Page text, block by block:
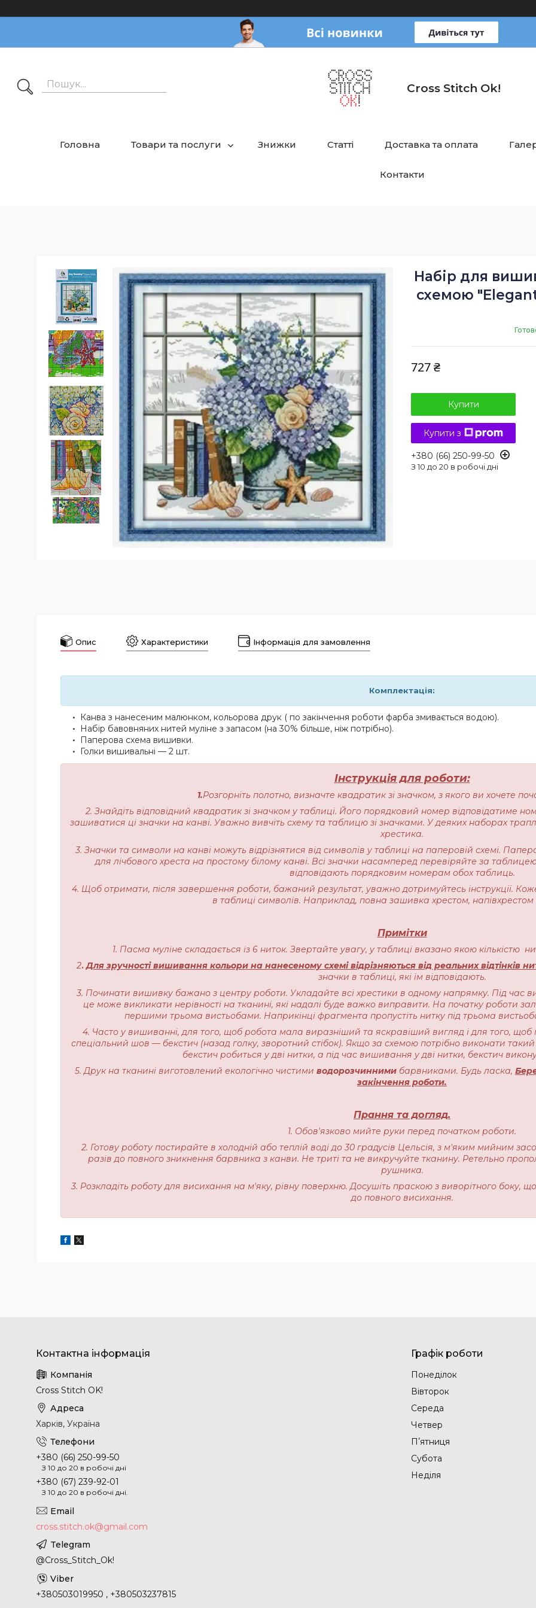
Cross Stitch Ok!
Головна Товари та послуги Знижки Статті Доставка та оплата
Контакти
Набір для
схемою
727 ₴
Купити
Купити з
+380 (66) 250-99-50
З 10 до 20 в робочі дні
Опис Характеристики Інформація для замовлення
Комплектація:
Канва з нанесеним малюнком, кольорова друк ( по закінчення роботи фарба змивається водою).
Набір бавовняних нитей муліне з запасом (на 30% більше, ніж потрібно).
Паперова схема вишивки.
Голки вишивальні — 2 шт.
Інструкція для роботи:
1.Розгорніть полотно, визначте квадратик зі значком, з якого ви хочете
2. Знайдіть відповідний квадратик зі значком у таблиці. Його порядковий номер відповідатиме
зашиватися ці значки на канві. Уважно вивчіть схему та таблицю зі значками. У деяких наборах
хрестика.
3. Значки та символи на канві можуть відрізнятися від символів у таблиці на паперовій схемі.
для лічбового хреста на простому білому канві. Всі значки насамперед перевіряйте за
відповідають порядковим номерам обох таблиць.
4. Щоб отримати, після завершення роботи, бажаний результат, уважно дотримуйтесь інструкції.
в таблиці символів. Наприклад, повна зашивка хрестом, напівхрестом
Примітки
1. Пасма муліне складається із 6 ниток. Звертайте увагу, у таблиці вказано якою кількістю
2.Для зручності вишивання кольори на нанесеному схемі відрізняються від реальних відтінків
значки в таблиці, які їм відповідають.
3. Починати вишивку бажано з центру роботи. Укладайте всі хрестики в одному напрямку. Під час
це може викликати нерівності на тканині, які надалі буде важко виправити. На початку роботи
першими трьома вистьобами. Наприкінці фрагмента пропустіть нитку під трьома
4. Часто у вишиванні, для того, щоб робота мала виразніший та яскравіший вигляд і для того, щоб
спеціальний шов — бекстич (назад голку, зворотний стібок). Якщо за схемою потрібно виконати
бекстич робиться у дві нитки, а під час вишивання у дві нитки, бекстич
5. Друк на тканині виготовлений екологічно чистими водорозчинними барвниками. Будь ласка,
закінчення роботи.
Прання та догляд.
1. Обов'язково мийте руки перед початком роботи.
2. Готову роботу постирайте в холодній або теплій воді до 30 градусів Цельсія, з м'яким мийним
разів до повного зникнення барвника з канви. Не триті та не викручуйте тканину. Ретельно
рушника.
3. Розкладіть роботу для висихання на м'яку, рівну поверхню. Досушіть праскою з виворітного боку,
до повного висихання.
Cross Stitch OK!
Харків, Україна
+380 (66) 250-99-50
З 10 до 20 в робочі дні
+380 (67) 239-92-01
З 10 до 20 в робочі дні.
cross.stitch.ok@gmail.com
@Cross_Stitch_Ok!
+380503019950 , +380503237815
Графік роботи
Понеділок
Вівторок
Середа
Четвер
Пʼятниця
Субота
Неділя